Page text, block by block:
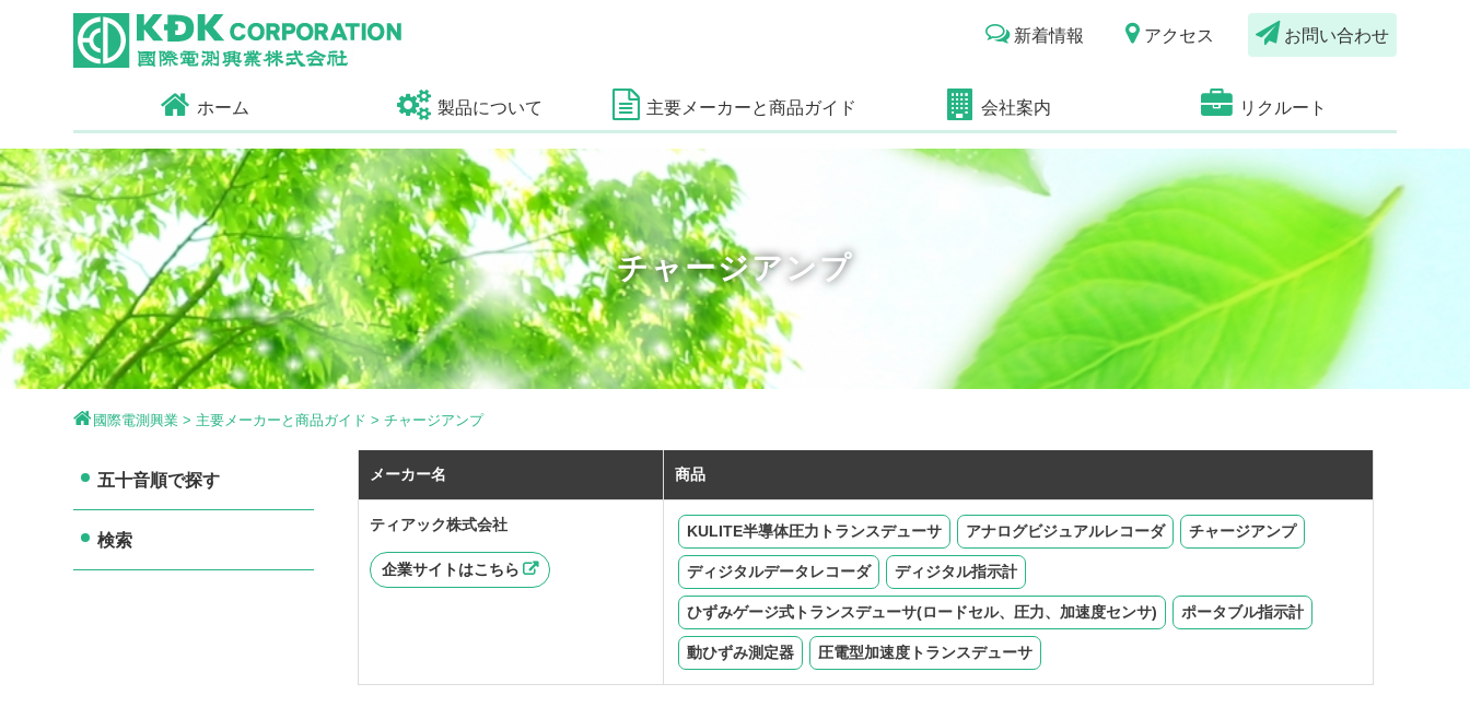
新着情報 アクセス お問い合わせ
ホーム 製品について 主要メーカーと商品ガイド 会社案内 リクルート
チャージアンプ
國際電測興業 > 主要メーカーと商品ガイド >チャージアンプ
メーカー名 商品
ティアック株式会社
企業サイトはこちら
KULITE半導体圧力トランスデューサ アナログビジュアルレコーダ チャージアンプ
ディジタルデータレコーダ ディジタル指示計
ひずみゲージ式トランスデューサ(ロードセル、圧力、加速度センサ) ポータブル指示計
動ひずみ測定器 圧電型加速度トランスデューサ
五十音順で探す
検索